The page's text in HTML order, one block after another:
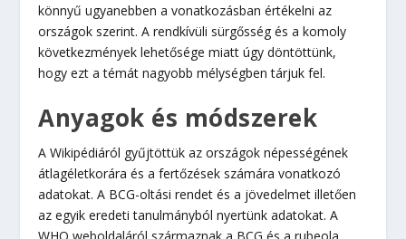
könnyű ugyanebben a vonatkozásban értékelni az
országok szerint. A rendkívüli sürgősség és a komoly
következmények lehetősége miatt úgy döntöttünk,
hogy ezt a témát nagyobb mélységben tárjuk fel.
Anyagok és módszerek
A Wikipédiáról gyűjtöttük az országok népességének
átlagéletkorára és a fertőzések számára vonatkozó
adatokat. A BCG-oltási rendet és a jövedelmet illetően
az egyik eredeti tanulmányból nyertünk adatokat. A